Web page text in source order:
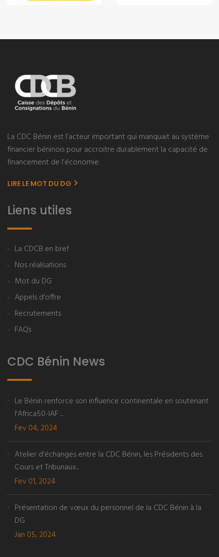
La CDC Bénin est l’acteur important qui manquait au système
financier béninois pour accroitre durablement la capacité de
financement de l’économie.
LIRE LE MOT DU DG
Liens utiles
La CDCB en bref
Nos réalisations
Mot du DG
Appels d'offre
Recrutements
FAQs
CDC Bénin News
Le Bénin renforce son influence continentale en soutenant
l'Africa50-IAF ...
Fev 04, 2024
Atelier d'échanges entre la CDC Bénin, les Présidents des
Cours et Tribunaux...
Fev 01, 2024
Présentation de vœux du personnel de la CDC Bénin à la
DG
Jan 05, 2024